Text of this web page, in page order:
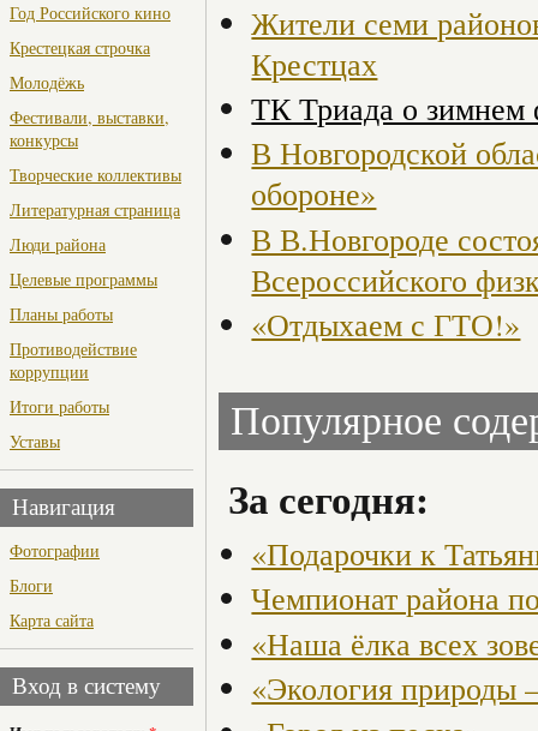
Год Российского кино
Крестецкая строчка
Молодёжь
Фестивали, выставки,
конкурсы
Творческие коллективы
Литературная страница
Люди района
Целевые программы
Планы работы
Противодействие
коррупции
Итоги работы
Уставы
Навигация
Фотографии
Блоги
Карта сайта
Вход в систему
Жители семи
Крестцах
ТК Триада о зимнем
В Новгородской
обороне»
В В.Новгороде
Всероссийского
«Отдыхаем с ГТО!»
Популярное
За сегодня:
«Подарочки к
Чемпионат района
«Наша ёлка всех
«Экология природы